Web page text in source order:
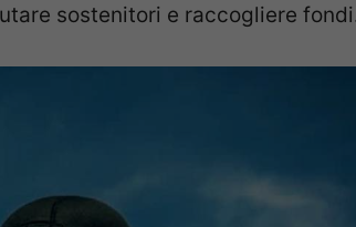
sostenitori e raccogliere